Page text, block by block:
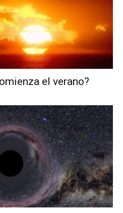
el verano?